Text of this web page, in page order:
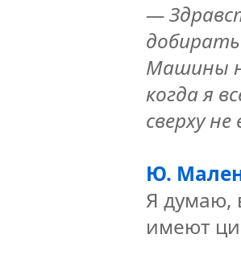
—
Машины
когда я
сверху
Ю.
Я думаю,
имеют